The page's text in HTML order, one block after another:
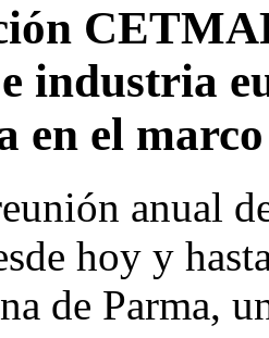
industria
en el
anual
hoy y
de Parma,